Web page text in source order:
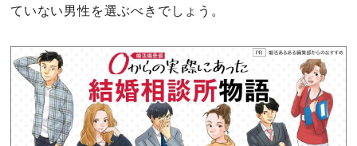
ていない男性を選ぶべきでしょう。